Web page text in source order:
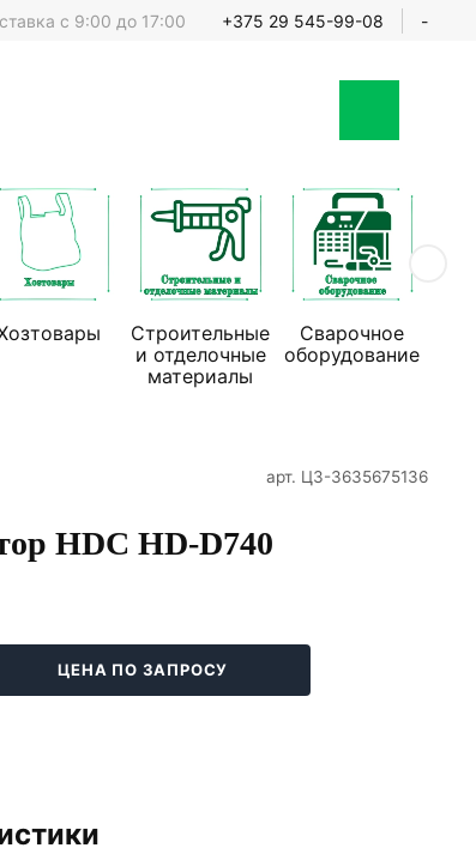
с 9:00 до 17:00 +375 29 545-99-08 -
Строительные
и отделочные
материалы
Сварочное
оборудование
арт. ЦЗ-3635675136
HDC HD-D740
ЦЕНА ПО ЗАПРОСУ